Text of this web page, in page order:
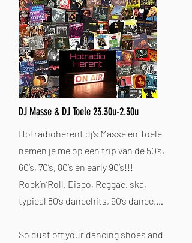
DJ Masse & DJ Toele 23.30u-2.30u
Hotradioherent dj’s Masse en Toele
nemen je me op een trip van de 50’s,
60’s, 70’s, 80’s en early 90’s!!!
Rock’n’Roll, Disco, Reggae, ska,
typical 80’s dancehits, 90’s dance,…
So dust off your dancing shoes and